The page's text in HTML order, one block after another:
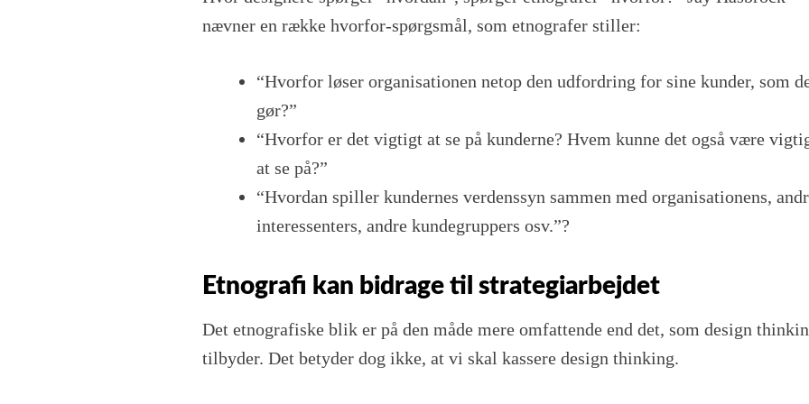
nævner en række hvorfor-spørgsmål, som etnografer stiller:
“Hvorfor løser organisationen netop den udfordring for sine kunder, som
gør?”
“Hvorfor er det vigtigt at se på kunderne? Hvem kunne det også være
at se på?”
“Hvordan spiller kundernes verdenssyn sammen med organisationens,
interessenters, andre kundegruppers osv.”?
Etnografi kan bidrage til strategiarbejdet
Det etnografiske blik er på den måde mere omfattende end det, som design
tilbyder. Det betyder dog ikke, at vi skal kassere design thinking.